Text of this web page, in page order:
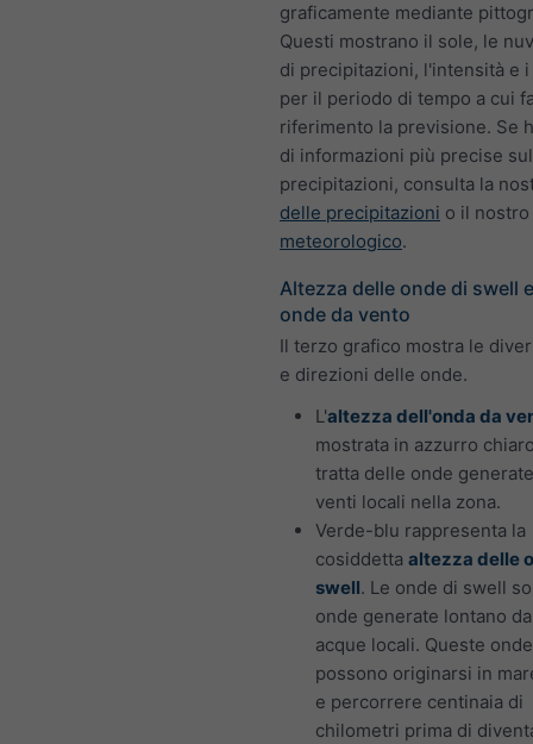
graficamente mediante
Questi mostrano il sole, le
di precipitazioni, l'intensità e
per il periodo di tempo a cui
riferimento la previsione. Se
di informazioni più precise
precipitazioni, consulta la
delle precipitazioni o il nostro
meteorologico.
Altezza delle onde di swell
onde da vento
Il terzo grafico mostra le
e direzioni delle onde.
L'altezza dell'onda da
mostrata in azzurro
tratta delle onde
venti locali nella zona.
Verde-blu rappresenta la
cosiddetta altezza delle
swell. Le onde di swell
onde generate lontano
acque locali. Queste onde
possono originarsi in
e percorrere centinaia di
chilometri prima di